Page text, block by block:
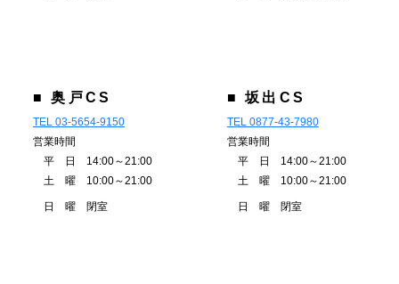
■ 奥戸CS
TEL 03-5654-9150
営業時間
平 日 14:00～21:00
土 曜 10:00～21:00
日 曜 閉室
■ 坂出CS
TEL 0877-43-7980
営業時間
平 日 14:00～21:00
土 曜 10:00～21:00
日 曜 閉室